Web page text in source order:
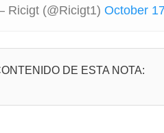
Ricigt (@Ricigt1) October
DE ESTA NOTA: